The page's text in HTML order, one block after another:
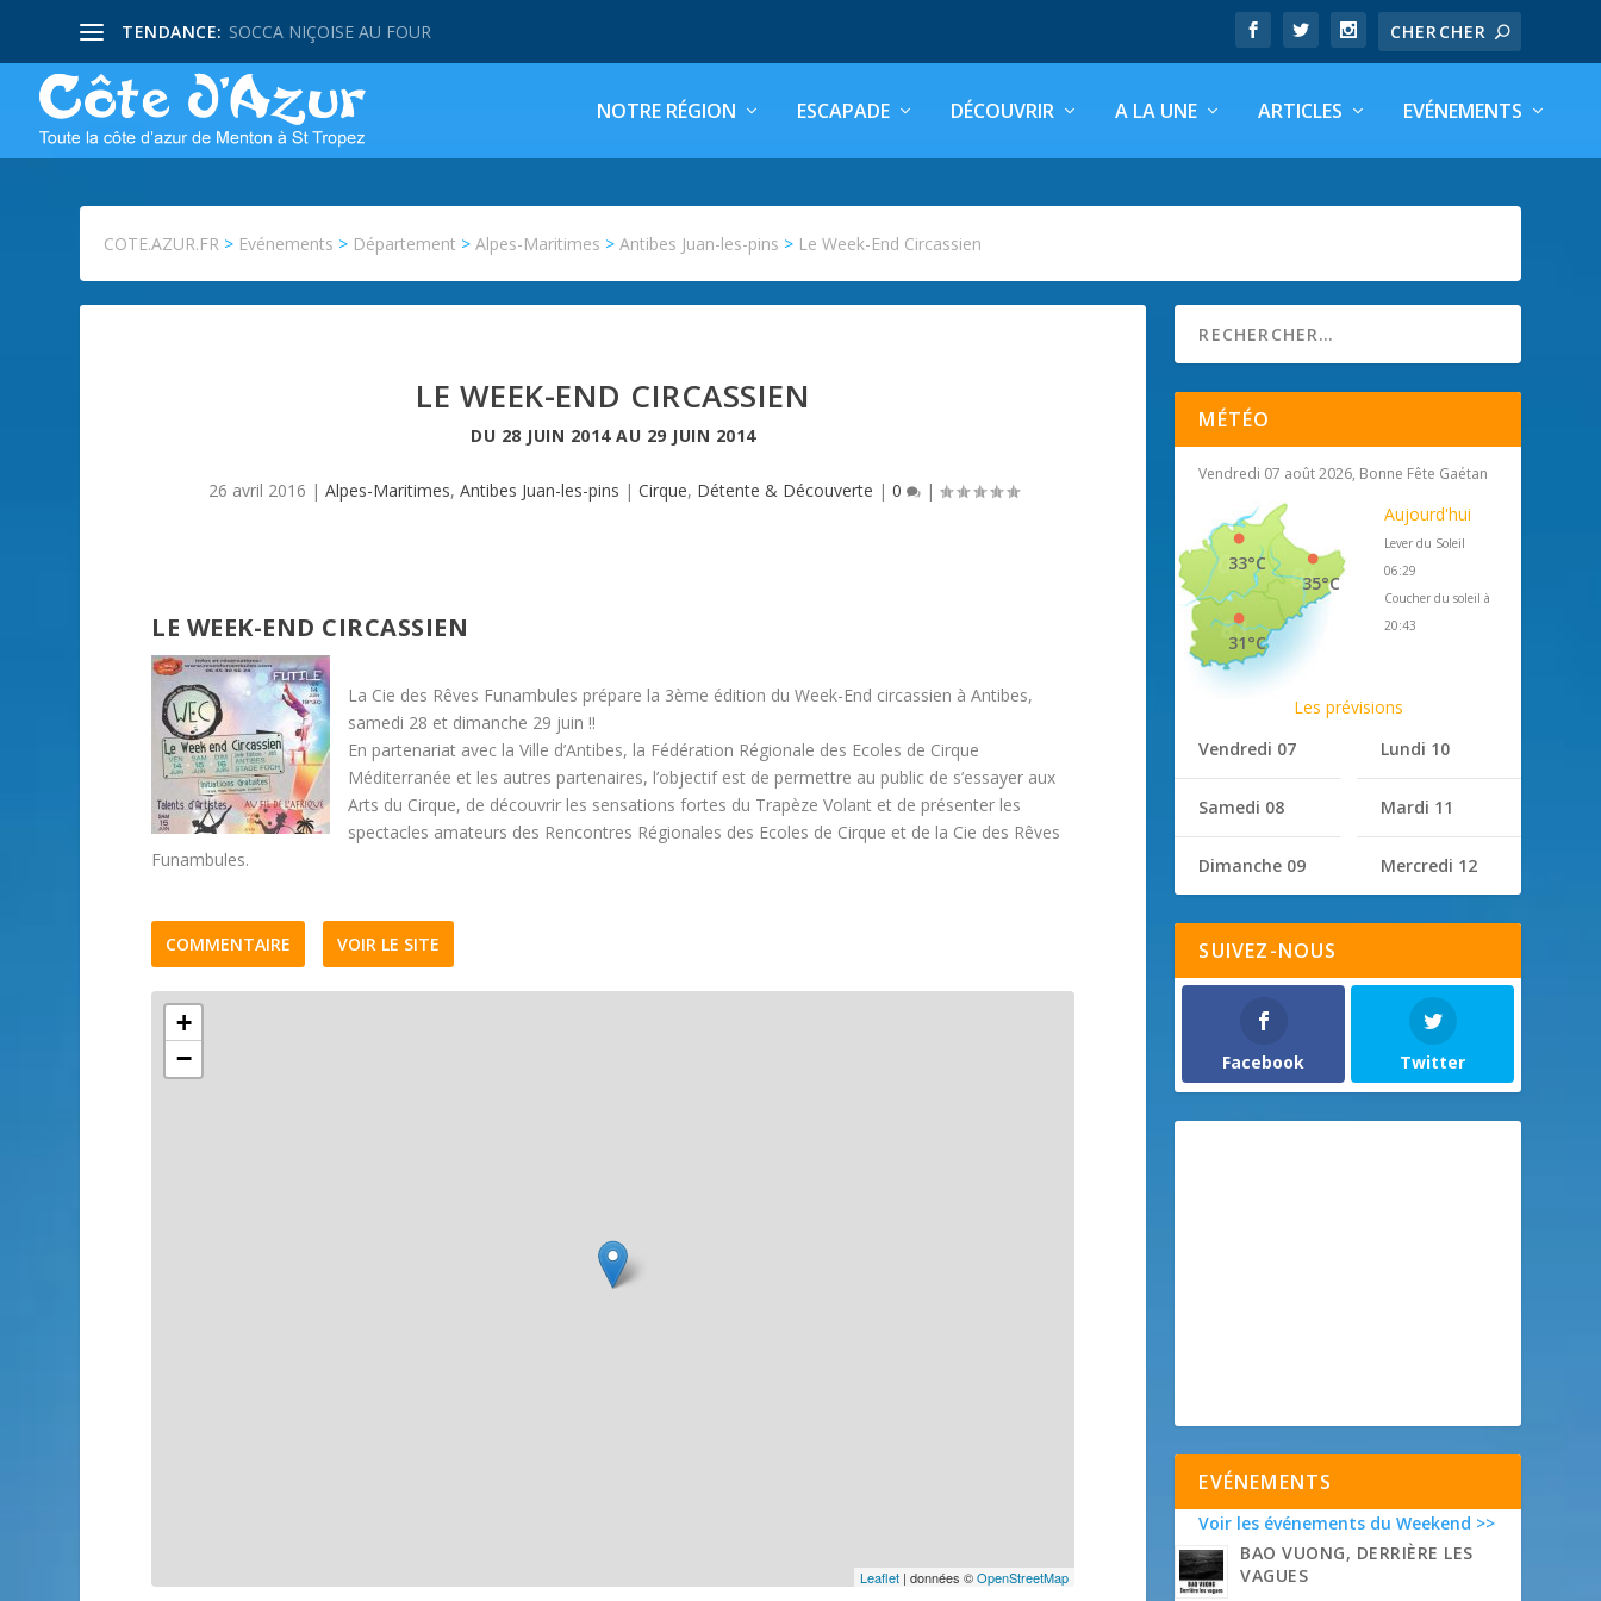
TENDANCE: SOCCA NIÇOISE AU FOUR
NOTRE RÉGION ESCAPADE DÉCOUVRIR A LA UNE ARTICLES EVÉNEMENTS
COTE.AZUR.FR > Evénements > Département >Alpes-Maritimes >Antibes Juan-les-pins > Le Week-End Circassien
LE WEEK-END CIRCASSIEN
DU 28 JUIN 2014AU 29 JUIN 2014
26 avril 2016 | Alpes-Maritimes, Antibes Juan-les-pins | Cirque, Détente & Découverte | 0 |
LE WEEK-END CIRCASSIEN
La Cie des Rêves Funambules prépare la 3ème édition du Week-End circassien à Antibes,
samedi 28 et dimanche 29 juin !!
En partenariat avec la Ville d’Antibes, la Fédération Régionale des Ecoles de Cirque
Méditerranée et les autres partenaires, l’objectif est de permettre au public de s’essayer aux
Arts du Cirque, de découvrir les sensations fortes du Trapèze Volant et de présenter les
spectacles amateurs des Rencontres Régionales des Ecoles de Cirque et de la Cie des Rêves
Funambules.
COMMENTAIRE VOIR LE SITE
+
−
Leaflet | données ©OpenStreetMap
MÉTÉO
Vendredi 07 août 2026, Bonne Fête Gaétan
35°C
33°C
31°C
Aujourd'hui
Lever du Soleil
06:29
Coucher du soleil à
20:43
Les prévisions
Vendredi 07
Samedi 08
Dimanche 09
Lundi 10
Mardi 11
Mercredi 12
SUIVEZ-NOUS
Facebook Twitter
EVÉNEMENTS
Voir les événements du Weekend >>
BAO VUONG, DERRIÈRE LES
VAGUES